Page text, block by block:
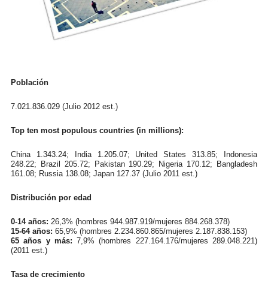
Población
7.021.836.029 (Julio 2012 est.)
Top ten most populous countries (in millions):
China 1.343.24; India 1.205.07; United States 313.85; Indonesia
248.22; Brazil 205.72; Pakistan 190.29; Nigeria 170.12; Bangladesh
161.08; Russia 138.08; Japan 127.37 (Julio 2011 est.)
Distribución por edad
0-14 años: 26,3% (hombres 944.987.919/mujeres 884.268.378)
15-64 años: 65,9% (hombres 2.234.860.865/mujeres 2.187.838.153)
65 años y más: 7,9% (hombres 227.164.176/mujeres 289.048.221)
(2011 est.)
Tasa de crecimiento